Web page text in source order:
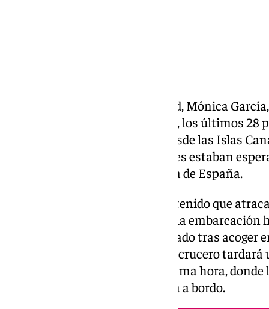
Mientras la ministra de Sanidad, Mónica
de desembarco del MV Hondius, los últimos 28
embarcación han despegado desde las Islas
han hecho en dos aviones que les estaban
Sur y que ya les transporta fuera de España.
Tras evacuar el crucero, que ha tenido que
el fuerte oleaje y el mal tiempo, la
Países Bajos. Allí sera desinfectado tras
infectadas por el hantavirus. El crucero
Róterdam, salvo cambios de última hora,
de un fallecido que se encuentra a bordo.